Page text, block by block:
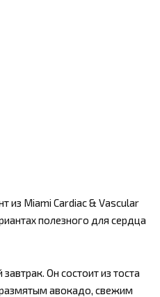
из Miami Cardiac & Vascular
полезного для сердца
Он состоит из тоста
авокадо, свежим